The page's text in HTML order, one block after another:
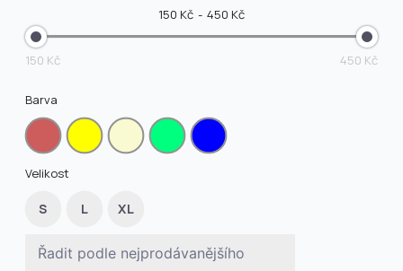
150 Kč 450 Kč
150 Kč 450 Kč
Barva
Velikost
S L XL